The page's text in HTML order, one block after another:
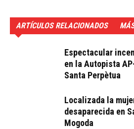
ARTÍCULOS RELACIONADOS
Espectacular
en la Autopista
Santa Perpètua
Localizada la
desaparecida en
Mogoda